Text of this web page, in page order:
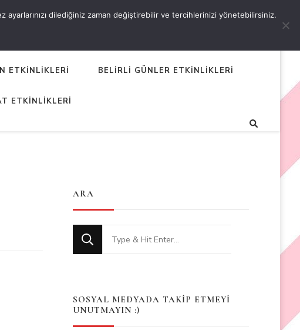
ETKİNLİKLERİ BELİRLİ GÜNLER ETKİNLİKLERİ
ETKİNLİKLERİ
ARA
Looking
for
SOSYAL MEDYADA TAKİP ETMEYİ
UNUTMAYIN :)
dilediğiniz zaman değiştirebilir ve tercihlerinizi yönetebilirsiniz.